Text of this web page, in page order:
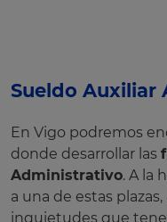
Sueldo
En Vigo podremos
donde desarrollar las
Administrativo. A la
a una de estas
inquietudes que